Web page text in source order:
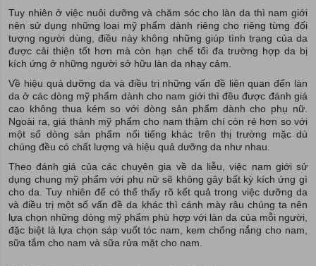
Tuy nhiên ở việc nuôi dưỡng và chăm sóc cho làn da thì nam giới
nên sử dụng những loại mỹ phẩm dành riêng cho riêng từng đối
tượng người dùng, điều này không những giúp tình trạng của da
được cải thiện tốt hơn mà còn hạn chế tối đa trường hợp da bị
kích ứng ở những người sở hữu làn da nhạy cảm.
Về hiệu quả dưỡng da và điều trị những vấn đề liên quan đến làn
da ở các dòng mỹ phẩm dành cho nam giới thì đều được đánh giá
cao không thua kém so với dòng sản phẩm dành cho phụ nữ.
Ngoài ra, giá thành mỹ phẩm cho nam thậm chí còn rẻ hơn so với
một số dòng sản phẩm nổi tiếng khác trên thị trường mặc dù
chúng đều có chất lượng và hiệu quả dưỡng da như nhau.
Theo đánh giá của các chuyên gia về da liễu, việc nam giới sử
dụng chung mỹ phẩm với phụ nữ sẽ không gây bất kỳ kích ứng gì
cho da. Tuy nhiên để có thể thấy rõ kết quả trong việc dưỡng da
và điều trị một số vấn đề da khác thì cánh mày râu chúng ta nên
lựa chọn những dòng mỹ phẩm phù hợp với làn da của mỗi người,
đặc biệt là lựa chọn sáp vuốt tóc nam, kem chống nắng cho nam,
sữa tắm cho nam và sữa rửa mặt cho nam.